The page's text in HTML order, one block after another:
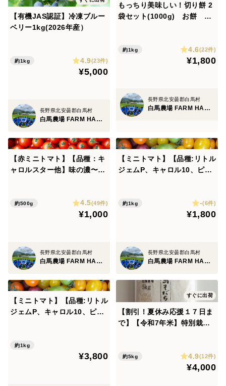
・クリックポストはお届けまでに２〜５日のお時間がか
かります。
・宅急便とは違い、配送中の紛失や破損の保障はござい
※当店でも配送中の紛失・破損の保障はできかねますの
で十分ご検討の上、ご利用お願いします。
※他に砂糖を絡めた「白馬の福豆 砂糖豆」もございま
す。
【有機JAS認証】冷凍ブルー
ベリー1kg(2026年産）
約1kg 4.9(23件)
¥5,000
長野県北安曇郡白馬村
白馬農場 FARM HAKUBA
もっちり美味しい！切り餅 2
袋セット(1000g) お餅 も
約1kg 4.6(22件)
¥1,800
長野県北安曇郡白馬村
白馬農場 FARM HAKUBA
【赤ミニトマト】【品種：キ
ャロルスター他】味の濃〜い
d✨【お試し500g】信州の環
境にやさしい農産物認証取得
約500g 4.5(49件)
¥1,000
長野県北安曇郡白馬村
白馬農場 FARM HAKUBA
【ミニトマト】【品種:リトル
ジェムP、キャロル10、ピッ
なし【1kg】信州の環境にや
さしい農産物認証取得
約1kg -(6件)
¥1,800
長野県北安曇郡白馬村
白馬農場 FARM HAKUBA
【ミニトマト】【品種:リトル
ジェムP、キャロル10、ピッ
なし【2kg】信州の環境にや
さしい農産物認証取得
約1kg
¥3,800
すぐに出荷
【割引！夏休み応援１７日ま
で】【令和7年米】特別栽培
約5kg 4.9(12件)
¥4,000